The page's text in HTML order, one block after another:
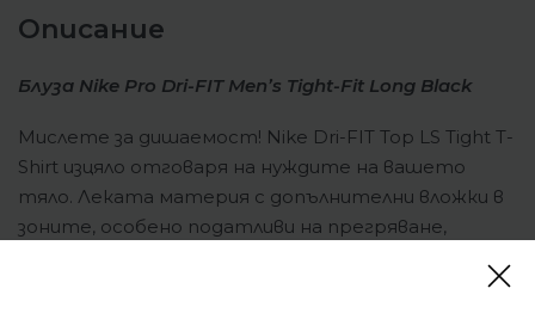
Описание
Блуза Nike Pro Dri-FIT Men’s Tight-Fit Long Black
Мислете за дишаемост! Nike Dri-FIT Top LS Tight T-
Shirt изцяло отговаря на нуждите на вашето
тяло. Леката материя с допълнителни вложки в
зоните, особено податливи на прегряване,